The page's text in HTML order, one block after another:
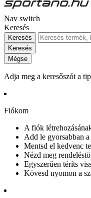
Nav switch
Keresés
Keresés
Keresés
Mégse
Adja meg a keresőszót a
Fiókom
A fiók
Add le gyorsabban
Mentsd el kedvenc
Nézd meg
Egyszerűen téríts
Kövesd nyomon a